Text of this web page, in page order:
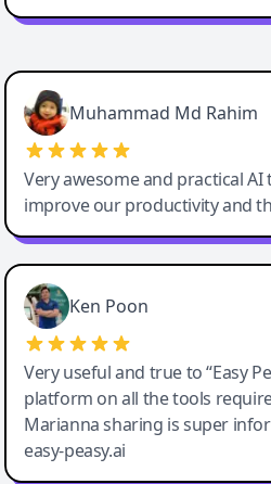
Easy-Peasy AI
Muhammad Md Rahim
Very awesome and practical
improve our productivity and
Ken Poon
Very useful and true to “Easy
platform on all the tools
Marianna sharing is super
easy-peasy.ai